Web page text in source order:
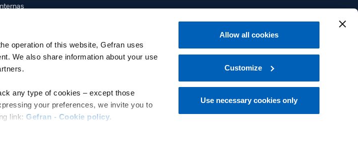
operation of this website, Gefran uses
We also share information about your use
any type of cookies – except those
your preferences, we invite you to
link:Gefran - Cookie policy.
Allow all cookies
Customize
Use necessary cookies only
Português